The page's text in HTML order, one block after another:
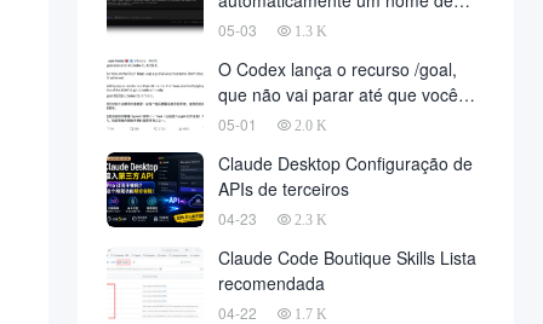
domínio para implantar o projeto,
automatizado finalmente chegou,
em nome da empresa de
desenvolvimento, para reduzir um
grande número de
05-03 1.3 K
O Codex lança o recurso /goal,
que não vai parar até que você
atinja sua meta
05-01 2.0 K
Claude Desktop Configuração de
APIs de terceiros
04-23 2.3 K
Claude Code Boutique Skills Lista
recomendada
04-22 1.7 K